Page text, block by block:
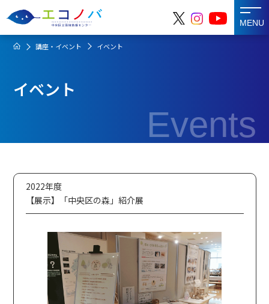
MENU
講座・イベント イベント
イベント
Events
2022年度
【展示】「中央区の森」紹介展